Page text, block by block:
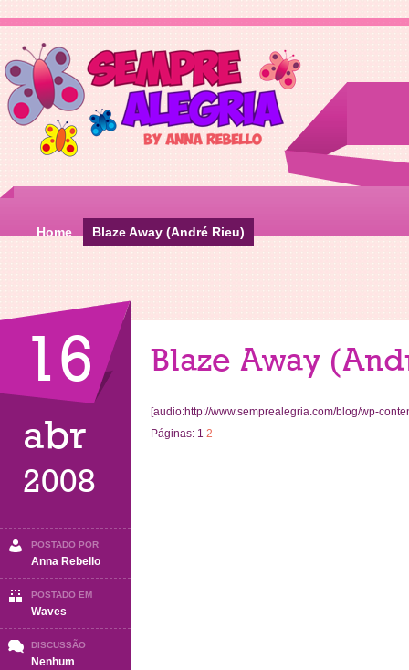
Home Blaze Away (André Rieu)
16
abr
2008
POSTADO POR
Anna Rebello
POSTADO EM
Waves
DISCUSSÃO
Nenhum
Blaze Away
[audio:http://www.semprealegria.com/blog/wp-
Páginas: 1 2